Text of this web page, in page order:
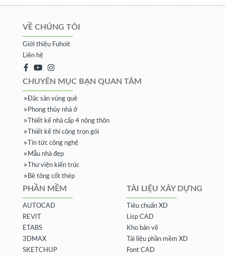
VỀ CHÚNG TÔI
Giới thiệu Fuhoit
Liên hệ
CHUYÊN MỤC BẠN QUAN TÂM
Đặc sản vùng quê
Phong thủy nhà ở
Thiết kế nhà cấp 4 nông thôn
Thiết kế thi công trọn gói
Tin tức công nghệ
Mẫu nhà đẹp
Thư viện kiến trúc
Bê tông cốt thép
PHẦN MỀM
AUTOCAD
REVIT
ETABS
3DMAX
SKETCHUP
TÀI LIỆU XÂY DỰNG
Tiêu chuẩn XD
Lisp CAD
Kho bản vẽ
Tài liệu phần mềm XD
Font CAD